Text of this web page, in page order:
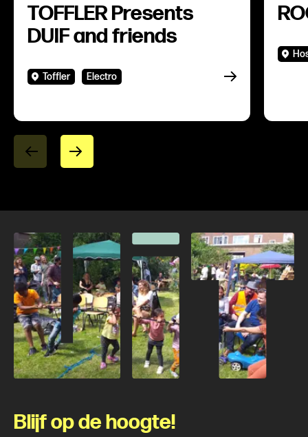
TOFFLER Presents
DUIF and friends
Toffler Electro
Blijf op de hoogte!